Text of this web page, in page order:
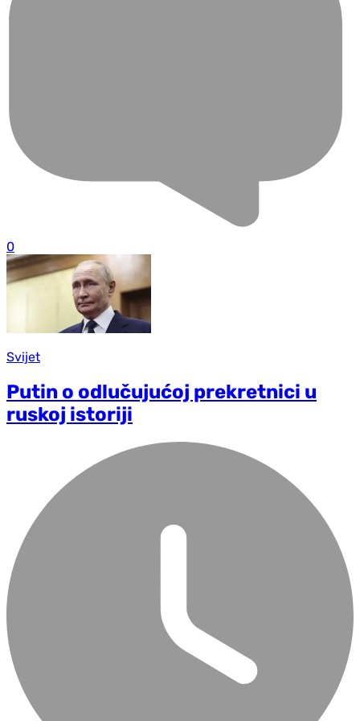
0
Svijet
Putin o odlučujućoj prekretnici u
ruskoj istoriji